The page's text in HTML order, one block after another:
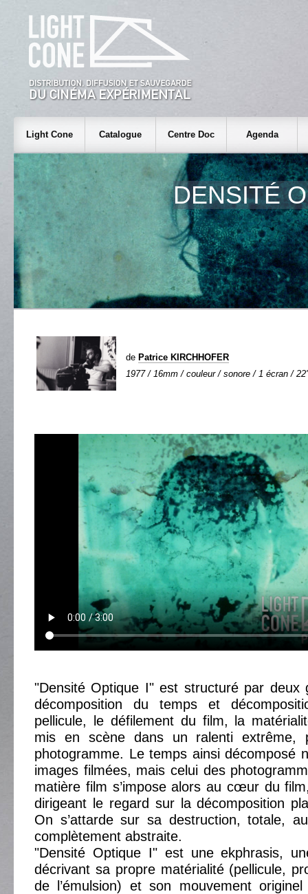
Light Cone Catalogue Centre Doc Agenda
DENSITÉ
de Patrice KIRCHHOFER
1977 / 16mm / couleur / sonore / 1 écran /
"Densité Optique I" est structuré par deux
décomposition du temps et
pellicule, le défilement du film, la
mis en scène dans un ralenti extrême,
photogramme. Le temps ainsi décomposé
images filmées, mais celui des
matière film s’impose alors au cœur du
dirigeant le regard sur la décomposition
On s’attarde sur sa destruction, totale,
complètement abstraite.
"Densité Optique I" est une ekphrasis,
décrivant sa propre matérialité (pellicule,
de l’émulsion) et son mouvement